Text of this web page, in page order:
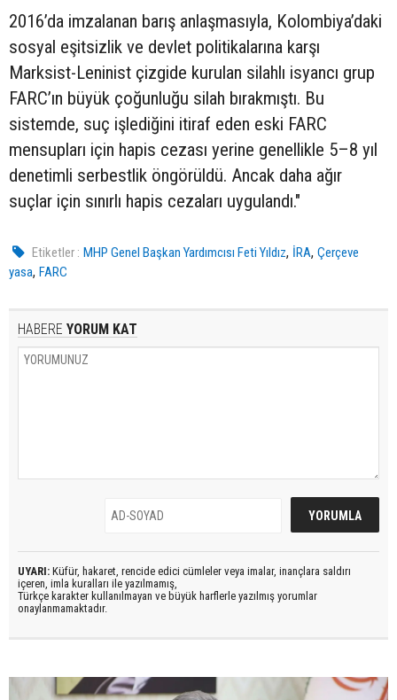
2016’da imzalanan barış anlaşmasıyla, Kolombiya’daki
sosyal eşitsizlik ve devlet politikalarına karşı
Marksist-Leninist çizgide kurulan silahlı isyancı grup
FARC’ın büyük çoğunluğu silah bırakmıştı. Bu
sistemde, suç işlediğini itiraf eden eski FARC
mensupları için hapis cezası yerine genellikle 5–8 yıl
denetimli serbestlik öngörüldü. Ancak daha ağır
suçlar için sınırlı hapis cezaları uygulandı."
Etiketler : MHP Genel Başkan Yardımcısı Feti Yıldız, İRA,Çerçeve
yasa, FARC
HABERE YORUM KAT
UYARI: Küfür, hakaret, rencide edici cümleler veya imalar, inançlara saldırı
içeren, imla kuralları ile yazılmamış,
Türkçe karakter kullanılmayan ve büyük harflerle yazılmış yorumlar
onaylanmamaktadır.